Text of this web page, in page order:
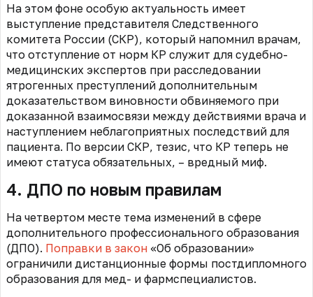
На этом фоне особую актуальность имеет
выступление представителя Следственного
комитета России (СКР), который напомнил врачам,
что отступление от норм КР служит для судебно-
медицинских экспертов при расследовании
ятрогенных преступлений дополнительным
доказательством виновности обвиняемого при
доказанной взаимосвязи между действиями врача и
наступлением неблагоприятных последствий для
пациента. По версии СКР, тезис, что КР теперь не
имеют статуса обязательных, – вредный миф.
4. ДПО по новым правилам
На четвертом месте тема изменений в сфере
дополнительного профессионального образования
(ДПО). Поправки в закон «Об образовании»
ограничили дистанционные формы постдипломного
образования для мед- и фармспециалистов.